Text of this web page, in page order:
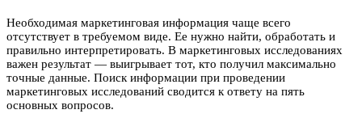
Необходимая маркетинговая информация чаще всего
отсутствует в требуемом виде. Ее нужно найти, обработать и
правильно интерпретировать. В маркетинговых исследованиях
важен результат — выигрывает тот, кто получил максимально
точные данные. Поиск информации при проведении
маркетинговых исследований сводится к ответу на пять
основных вопросов.